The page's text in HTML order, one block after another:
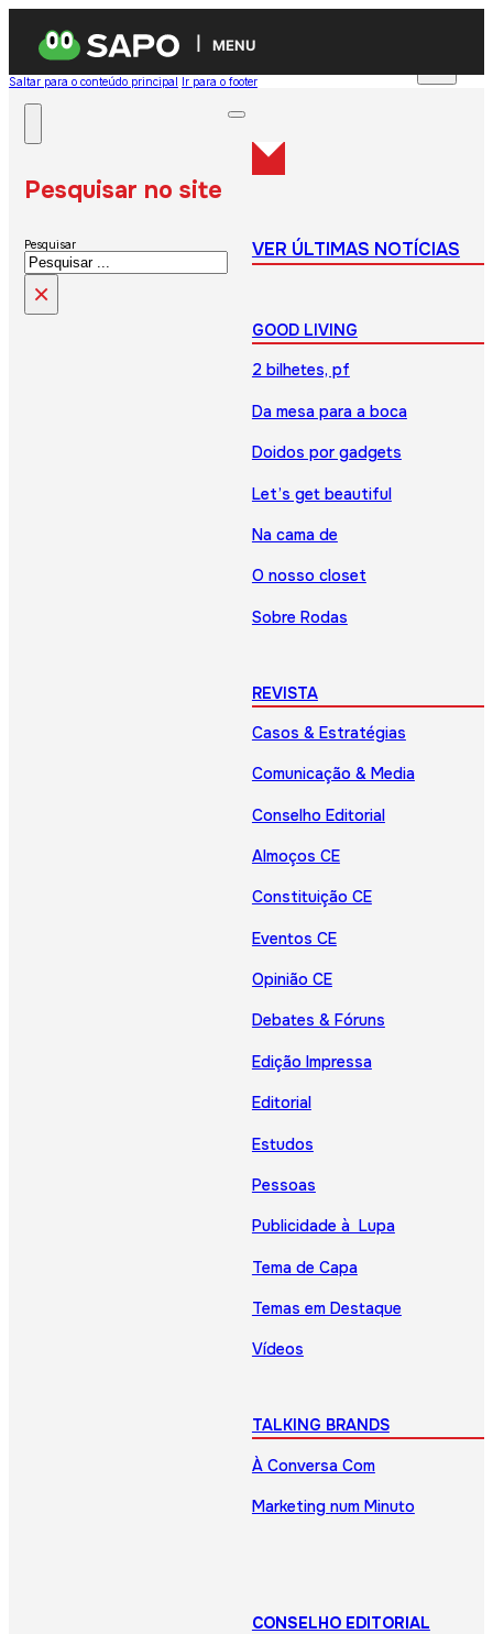
MENU
Saltar para o conteúdo principal Ir para o footer
Pesquisar no site
Pesquisar
×
VER ÚLTIMAS NOTÍCIAS
GOOD LIVING
2 bilhetes, pf
Da mesa para a boca
Doidos por gadgets
Let’s get beautiful
Na cama de
O nosso closet
Sobre Rodas
REVISTA
Casos & Estratégias
Comunicação & Media
Conselho Editorial
Almoços CE
Constituição CE
Eventos CE
Opinião CE
Debates & Fóruns
Edição Impressa
Editorial
Estudos
Pessoas
Publicidade à Lupa
Tema de Capa
Temas em Destaque
Vídeos
TALKING BRANDS
À Conversa Com
Marketing num Minuto
CONSELHO EDITORIAL